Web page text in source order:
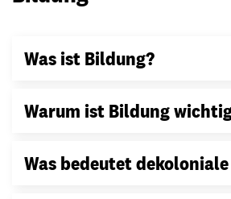
Was ist Bildung?
Warum ist Bildung
Was bedeutet